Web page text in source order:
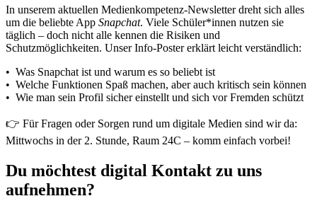
In unserem aktuellen Medienkompetenz-Newsletter dreht sich alles
um die beliebte App Snapchat. Viele Schüler*innen nutzen sie
täglich – doch nicht alle kennen die Risiken und
Schutzmöglichkeiten. Unser Info-Poster erklärt leicht verständlich:
• Was Snapchat ist und warum es so beliebt ist
• Welche Funktionen Spaß machen, aber auch kritisch sein können
• Wie man sein Profil sicher einstellt und sich vor Fremden schützt
👉 Für Fragen oder Sorgen rund um digitale Medien sind wir da:
Mittwochs in der 2. Stunde, Raum 24C – komm einfach vorbei!
Du möchtest digital Kontakt zu uns
aufnehmen?